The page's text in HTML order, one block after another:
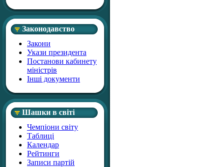
Законодавство
Закони
Укази президента
Постанови кабинету
міністрів
Інші документи
Шашки в світі
Чемпіони світу
Таблиці
Календар
Рейтинги
Записи партій